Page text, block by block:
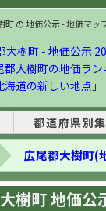
町 の 地価公示 - 地価マッ
大樹町 - 地価公示
郡大樹町の地価ラ
海道の新しい地点
都道府県別
広尾郡大樹町(
樹町 地価